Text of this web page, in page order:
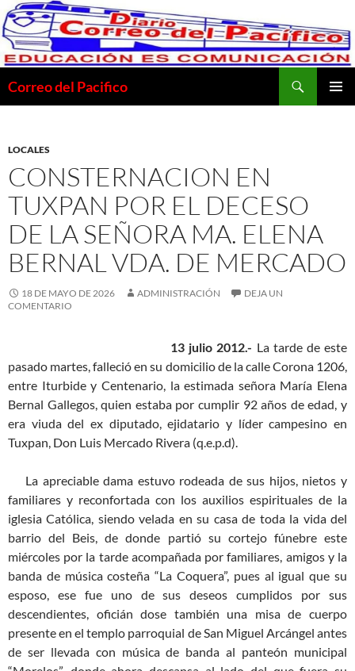
Saltar
al
contenido
Correo del Pacifico
LOCALES
CONSTERNACION EN
TUXPAN POR EL DECESO
DE LA SEÑORA MA. ELENA
BERNAL VDA. DE MERCADO
18 DE MAYO DE 2026 ADMINISTRACIÓN
DEJA UN
COMENTARIO
13 julio 2012.- La tarde de este
pasado martes, falleció en su domicilio de la calle Corona 1206,
entre Iturbide y Centenario, la estimada señora María Elena
Bernal Gallegos, quien estaba por cumplir 92 años de edad, y
era viuda del ex diputado, ejidatario y líder campesino en
Tuxpan, Don Luis Mercado Rivera (q.e.p.d).
La apreciable dama estuvo rodeada de sus hijos, nietos y
familiares y reconfortada con los auxilios espirituales de la
iglesia Católica, siendo velada en su casa de toda la vida del
barrio del Beis, de donde partió su cortejo fúnebre este
miércoles por la tarde acompañada por familiares, amigos y la
banda de música costeña “La Coquera”, pues al igual que su
esposo, ese fue uno de sus deseos cumplidos por sus
descendientes, oficián dose también una misa de cuerpo
presente en el templo parroquial de San Miguel Arcángel antes
de ser llevada con música de banda al panteón municipal